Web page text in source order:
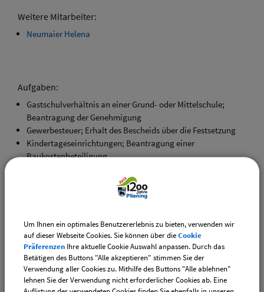
Weitere Mitarbeiter:
Neumaier Helena
Aufgaben:
Gastschulverhältnis an einer Grund- oder Mittelschule;
Beantragung der Genehmigung
Gewerbesteuer; Erhalt des Bescheids über die Festsetzung
Kindertageseinrichtungen; Beantragung einer
Baukostenbeteiligung
Kommunale Finanzangelegenheiten; Informationen
Kommunaler Finanzausgleich; Allgemeine Informationen
Konzessionsabgabe; Zahlung
Personalausgaben der Gemeinde; Informationen
Prüfungswesen; Örtliche Rechnungsprüfung der Gemeinde
Schüleraustausch; Informationen zu Förderungen
Schülerbeförderung; Beantragung der Erstattung von
Schulwegkosten
Um Ihnen ein optimales Benutzererlebnis zu bieten, verwenden wir
auf dieser Webseite Cookies. Sie können über dieCookie
Präferenzen Ihre aktuelle Cookie Auswahl anpassen. Durch das
Betätigen des Buttons "Alle akzeptieren" stimmen Sie der
Verwendung aller Cookies zu. Mithilfe des Buttons "Alle ablehnen"
lehnen Sie der Verwendung nicht erforderlicher Cookies ab. Eine